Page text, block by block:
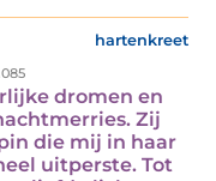
hartenkreet
dromen en
Zij
die mij in haar
uitperste. Tot